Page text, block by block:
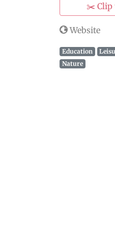
✂️ Clip
Website
Education
Nature